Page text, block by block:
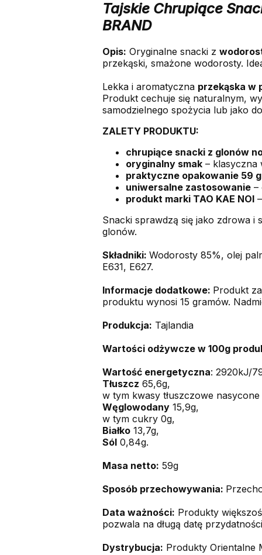
Tajskie Chrupiące
BRAND
Opis: Oryginalne snacki z
przekąski, smażone wodorosty.
Lekka i aromatyczna przekąska w
Produkt cechuje się naturalnym,
samodzielnego spożycia lub jako
ZALETY PRODUKTU:
chrupiące snacki z glonów
oryginalny smak– klasyczna
praktyczne opakowanie 59 g
uniwersalne zastosowanie–
produkt marki TAO KAE NOI–
Snacki sprawdzą się jako zdrowa i
glonów.
Składniki: Wodorosty 85%, olej
E631, E627.
Informacje dodatkowe: Produkt
produktu wynosi 15 gramów.
Produkcja: Tajlandia
Wartości odżywcze w 100g
Wartość energetyczna: 2920kJ/
Tłuszcz 65,6g,
w tym kwasy tłuszczowe nasycone
Węglowodany15,9g,
w tym cukry 0g,
Białko13,7g,
Sól0,84g.
Masa netto: 59g
Sposób przechowywania:
Data ważności: Produkty
pozwala na długą datę
Dystrybucja: Produkty Orientalne